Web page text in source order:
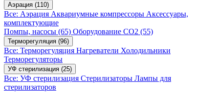
Аэрация (110)
Все: Аэрация Аквариумные компрессоры Аксессуары,
комплектующие
Помпы, насосы (65) Оборудование CO2 (55)
Терморегуляция (96)
Все: Терморегуляция Нагреватели Холодильники
Терморегуляторы
УФ стерилизация (25)
Все: УФ стерилизация Стерилизаторы Лампы для
стерилизаторов